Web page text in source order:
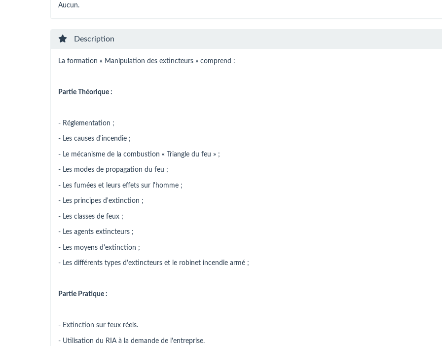
Aucun.
Description
La formation « Manipulation des extincteurs » comprend :
Partie Théorique :
- Réglementation ;
- Les causes d'incendie ;
- Le mécanisme de la combustion « Triangle du feu » ;
- Les modes de propagation du feu ;
- Les fumées et leurs effets sur l'homme ;
- Les principes d'extinction ;
- Les classes de feux ;
- Les agents extincteurs ;
- Les moyens d'extinction ;
- Les différents types d'extincteurs et le robinet incendie armé ;
Partie Pratique :
- Extinction sur feux réels.
- Utilisation du RIA à la demande de l'entreprise.